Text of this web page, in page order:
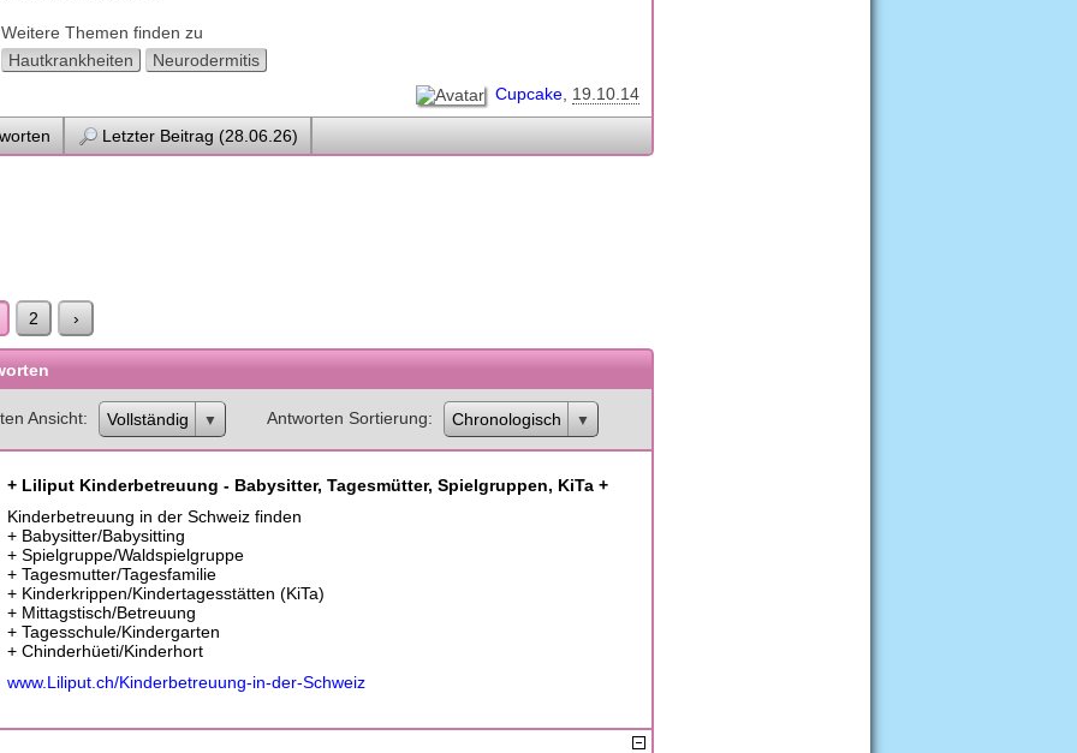
Weitere Themen finden zu
Hautkrankheiten
Neurodermitis
Cupcake 19.10.14
Letzter Beitrag (28.06.26)
2 ›
Ansicht Vollständig Antworten Sortierung Chronologisch
+ Liliput Kinderbetreuung - Babysitter, Tagesmütter, Spielgruppen, KiTa +
Kinderbetreuung in der Schweiz finden
+ Babysitter/Babysitting
+ Spielgruppe/Waldspielgruppe
+ Tagesmutter/Tagesfamilie
+ Kinderkrippen/Kindertagesstätten (KiTa)
+ Mittagstisch/Betreuung
+ Tagesschule/Kindergarten
+ Chinderhüeti/Kinderhort
www.Liliput.ch/Kinderbetreuung-in-der-Schweiz